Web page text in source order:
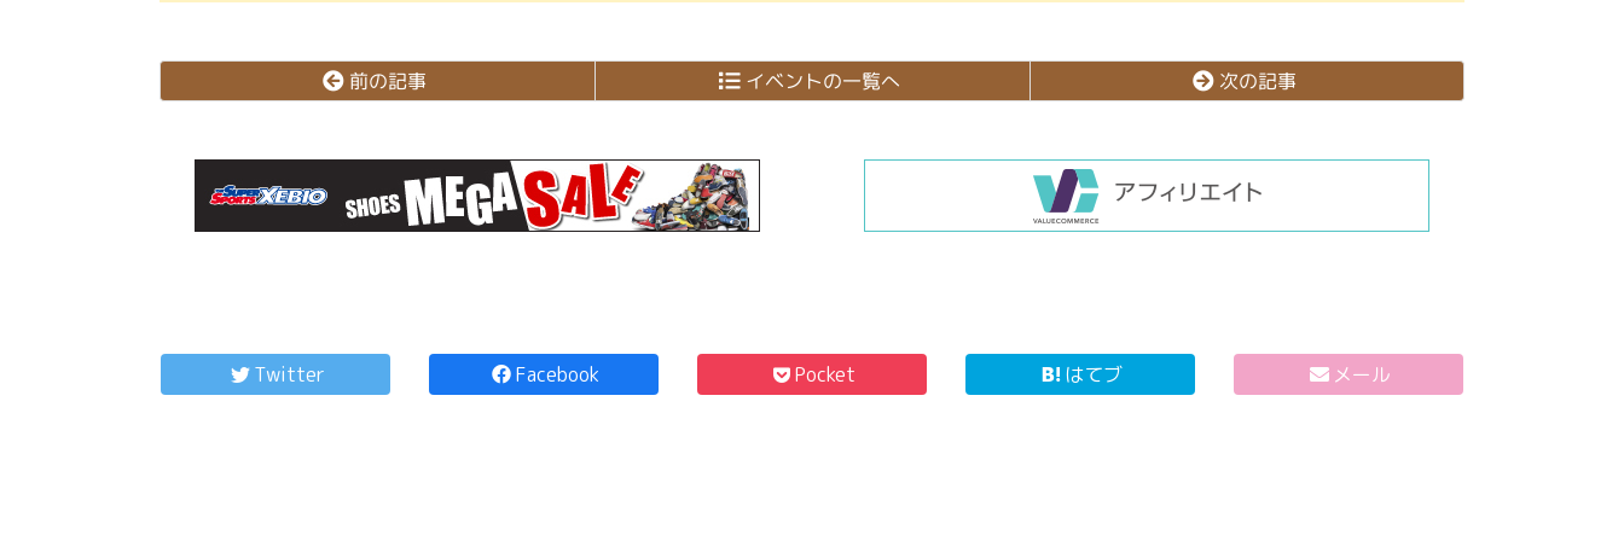
前の記事 イベントの一覧へ 次の記事
Twitter Facebook Pocket はてブ メール